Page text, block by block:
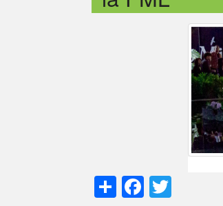
Share